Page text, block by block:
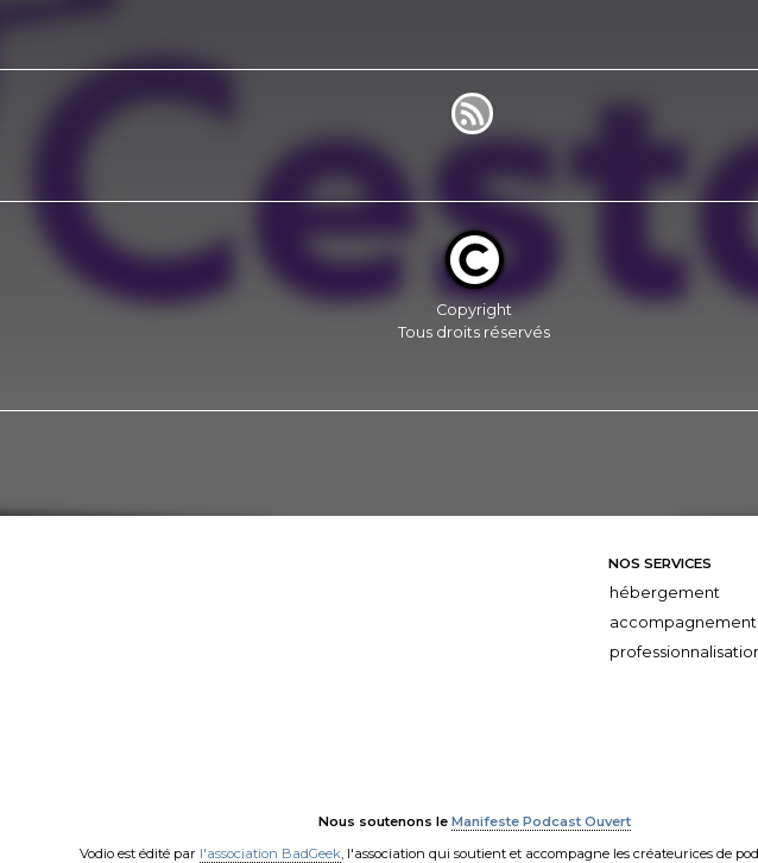
Copyright
Tous droits réservés
NOS SERVICES
hébergement
accompagnement
Nous soutenons le Manifeste Podcast Ouvert
Vodio est édité par l'association BadGeek , l'association qui soutient et accompagne les créateurices de